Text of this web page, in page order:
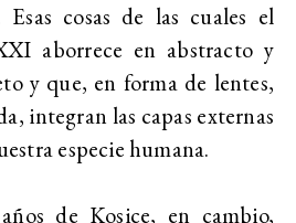
Esas cosas de las cuales el
aborrece en abstracto y
y que, en forma de lentes,
integran las capas externas
especie humana.
de Kosice, en cambio,